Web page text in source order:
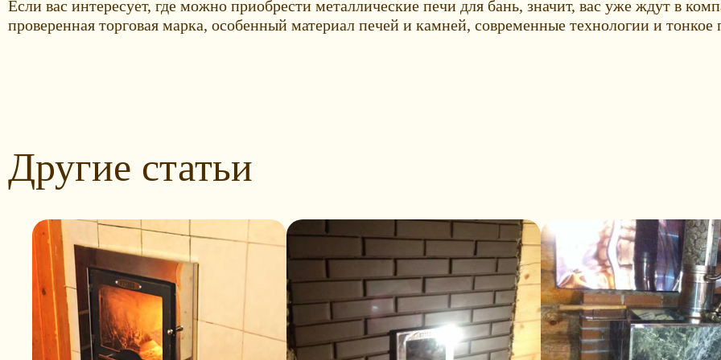
Если вас интересует, где можно приобрести металлические печи для бань, значит, вас уже ждут в
проверенная торговая марка, особенный материал печей и камней, современные технологии и
Другие статьи